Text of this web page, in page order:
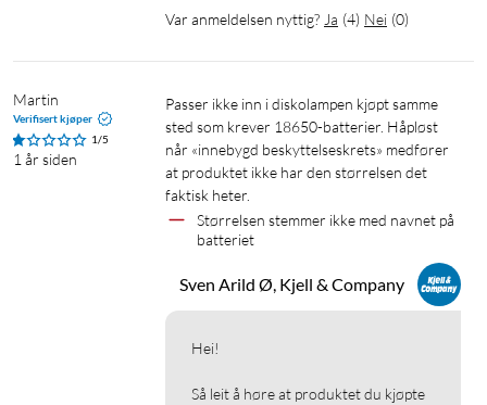
Var anmeldelsen nyttig? Ja (4) Nei (0)
Martin
Verifisert kjøper
1/5
1 år siden
Passer ikke inn i diskolampen kjøpt samme
sted som krever 18650-batterier. Håpløst
når «innebygd beskyttelseskrets» medfører
at produktet ikke har den størrelsen det
faktisk heter.
Størrelsen stemmer ikke med navnet på
batteriet
Sven Arild Ø, Kjell & Company
Hei!
Så leit å høre at produktet du kjøpte